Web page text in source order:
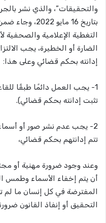
بتاريخ 16
التغطية الإعلامية والصحفية
الضارة أو الخطيرة، يجب
إدانته بحكم قضائي وعلى هذا:
1- يجب العمل دائمًا طبقًا
تثبت إدانته بحكم قضائي).
2- يجب عدم نشر صور أو
تتم إدانتهم بحكم قضائي،
وعند وجود ضرورة مهنية أو
أن يتم إخفاء الأسماء وطمس
المفترضة في كل إنسان ما لم
التحقيق أو إنفاذ القانون